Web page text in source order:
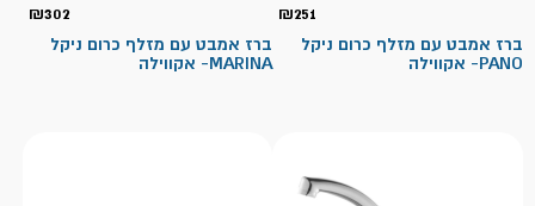
₪251
ברז אמבט עם מזלף כרום ניקל
PANO- אקווילה
₪302
ברז אמבט עם מזלף כרום ניקל
MARINA- אקווילה